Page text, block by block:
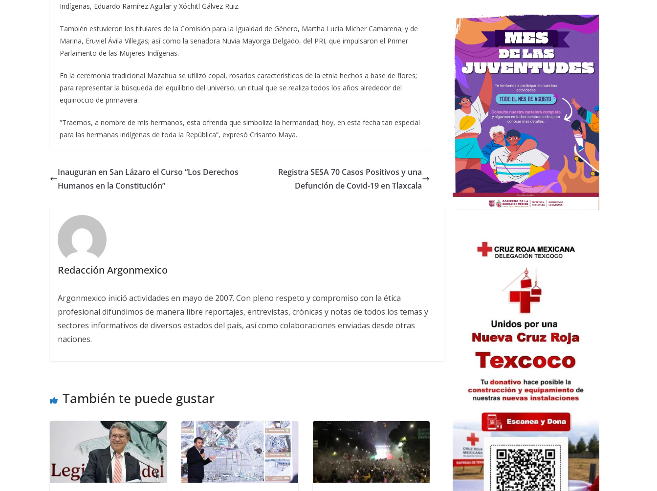
Indígenas, Eduardo Ramírez Aguilar y Xóchitl Gálvez Ruiz.
También estuvieron los titulares de la Comisión para la Igualdad de Género, Martha Lucía Micher Camarena; y de
Marina, Eruviel Ávila Villegas; así como la senadora Nuvia Mayorga Delgado, del PRI, que impulsaron el Primer
Parlamento de las Mujeres Indígenas.
En la ceremonia tradicional Mazahua se utilizó copal, rosarios característicos de la etnia hechos a base de flores;
para representar la búsqueda del equilibrio del universo, un ritual que se realiza todos los años alrededor del
equinoccio de primavera.
“Traemos, a nombre de mis hermanos, esta ofrenda que simboliza la hermandad; hoy, en esta fecha tan especial
para las hermanas indígenas de toda la República”, expresó Crisanto Maya.
Inauguran en San Lázaro el Curso “Los Derechos
Humanos en la Constitución”
Registra SESA 70 Casos Positivos y una
Defunción de Covid-19 en Tlaxcala
Redacción Argonmexico
Argonmexico inició actividades en mayo de 2007. Con pleno respeto y compromiso con la ética
profesional difundimos de manera libre reportajes, entrevistas, crónicas y notas de todos los temas y
sectores informativos de diversos estados del país, así como colaboraciones enviadas desde otras
naciones.
También te puede gustar